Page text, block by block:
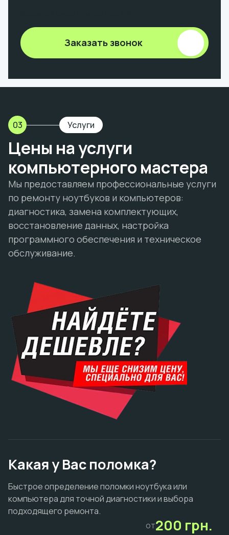
Заказать звонок
03 Услуги
Цены на услуги
компьютерного мастера
Мы предоставляем профессиональные услуги
по ремонту ноутбуков и компьютеров:
диагностика, замена комплектующих,
восстановление данных, настройка
программного обеспечения и техническое
обслуживание.
Какая у Вас поломка?
Быстрое определение поломки ноутбука или
компьютера для точной диагностики и выбора
подходящего ремонта.
от200 грн.